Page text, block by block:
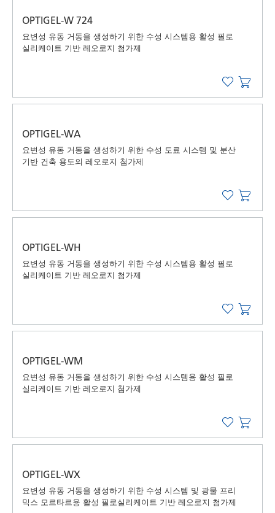
OPTIGEL-W 724
요변성 유동 거동을 생성하기 위한 수성 시스템용 활성 필로
실리케이트 기반 레오로지 첨가제
OPTIGEL-WA
요변성 유동 거동을 생성하기 위한 수성 도료 시스템 및 분산
기반 건축 용도의 레오로지 첨가제
OPTIGEL-WH
요변성 유동 거동을 생성하기 위한 수성 시스템용 활성 필로
실리케이트 기반 레오로지 첨가제
OPTIGEL-WM
요변성 유동 거동을 생성하기 위한 수성 시스템용 활성 필로
실리케이트 기반 레오로지 첨가제
OPTIGEL-WX
요변성 유동 거동을 생성하기 위한 수성 시스템 및 광물 프리
믹스 모르타르용 활성 필로실리케이트 기반 레오로지 첨가제